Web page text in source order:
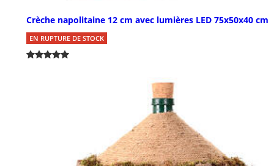
Crèche napolitaine 12 cm avec lumières LED 75x50x40 cm
EN RUPTURE DE STOCK